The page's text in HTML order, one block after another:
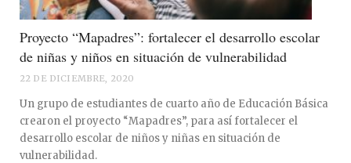
Proyecto “Mapadres”: fortalecer el desarrollo escolar
de niñas y niños en situación de vulnerabilidad
22 DE DICIEMBRE, 2020
Un grupo de estudiantes de cuarto año de Educación Básica
crearon el proyecto “Mapadres”, para así fortalecer el
desarrollo escolar de niños y niñas en situación de
vulnerabilidad.